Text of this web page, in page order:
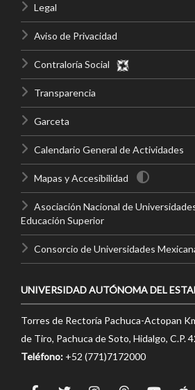
Legal
Aviso de Privacidad
Contraloría Social
Transparencia
Garceta
Calendario General de Actividades
Mapas y Accesibilidad
Asociación Nacional de
Educación Superior
Consorcio de Universidades
UNIVERSIDAD AUTÓNOMA DEL
Torres de Rectoría Pachuca-Actopan
de Tiro, Pachuca de Soto, Hidalgo, C.P.
Teléfono: +52 (771)7172000